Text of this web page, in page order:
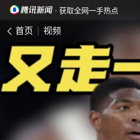
· 获取全网一手热点
首页 视频